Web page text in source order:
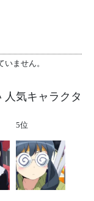
ません。
気キャラクタ
5位